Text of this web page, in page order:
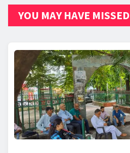
YOU MAY HAVE MISSED